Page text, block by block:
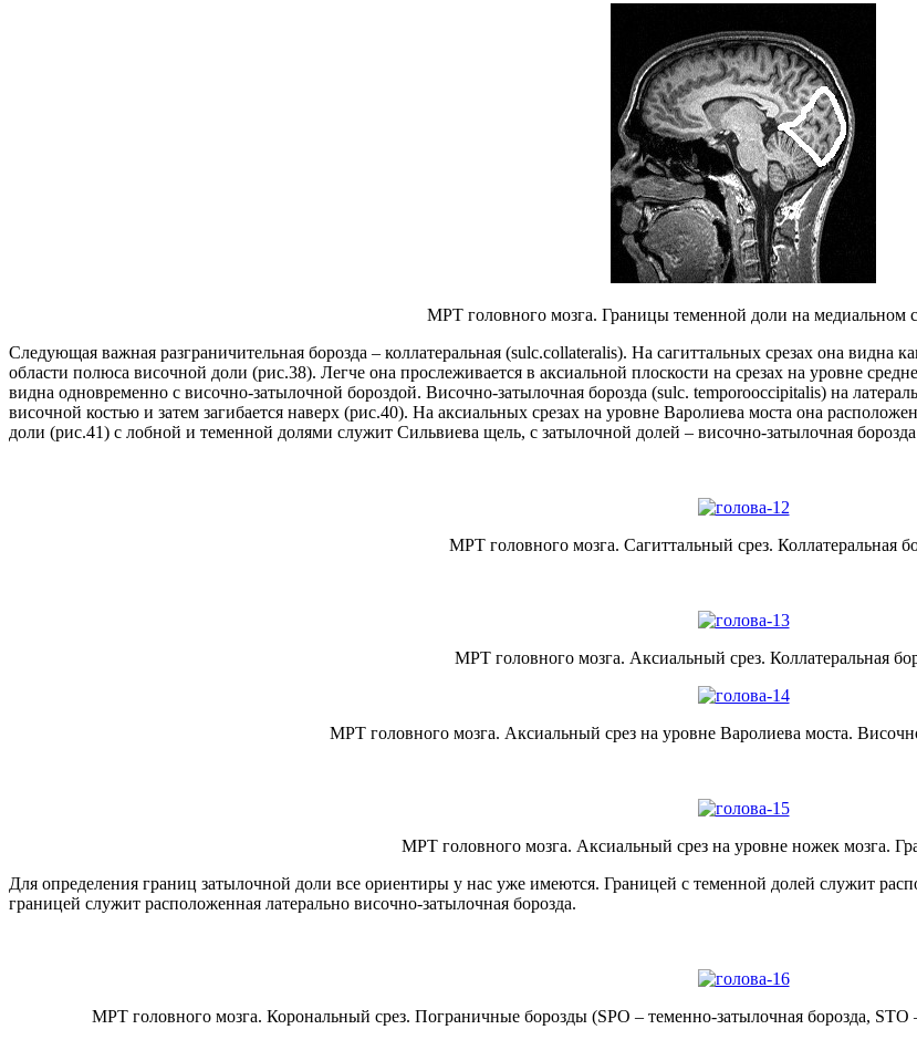
МРТ головного мозга. Границы теменной доли на медиальном
Следующая важная разграничительная борозда – коллатеральная (sulc.collateralis). На сагиттальных срезах она
области полюса височной доли (рис.38). Легче она прослеживается в аксиальной плоскости на срезах на уровне
видна одновременно с височно-затылочной бороздой. Височно-затылочная борозда (sulc. temporooccipitalis) на
височной костью и затем загибается наверх (рис.40). На аксиальных срезах на уровне Варолиева моста она
доли (рис.41) с лобной и теменной долями служит Сильвиева щель, с затылочной долей – височно-затылочная борозда
МРТ головного мозга. Сагиттальный срез. Коллатеральная
МРТ головного мозга. Аксиальный срез. Коллатеральная
МРТ головного мозга. Аксиальный срез на уровне Варолиева моста.
МРТ головного мозга. Аксиальный срез на уровне ножек мозга.
Для определения границ затылочной доли все ориентиры у нас уже имеются. Границей с теменной долей служит
границей служит расположенная латерально височно-затылочная борозда.
МРТ головного мозга. Корональный срез. Пограничные борозды (SPO – теменно-затылочная борозда, STO